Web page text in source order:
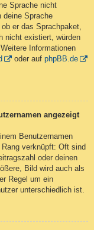
Sprache nicht
deine Sprache
er das Sprachpaket,
nicht existiert, würden
Informationen
oder auf phpBB.de
angezeigt
Benutzernamen
verknüpft: Oft sind
oder deinen
Bild wird auch als
Regel um ein
unterschiedlich ist.